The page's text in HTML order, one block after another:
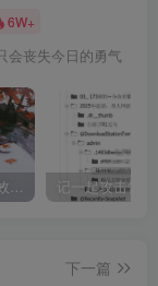
6W+
会丧失今日的勇气
一款改变渗透测试效率的黑科技 —— dddd
下一篇